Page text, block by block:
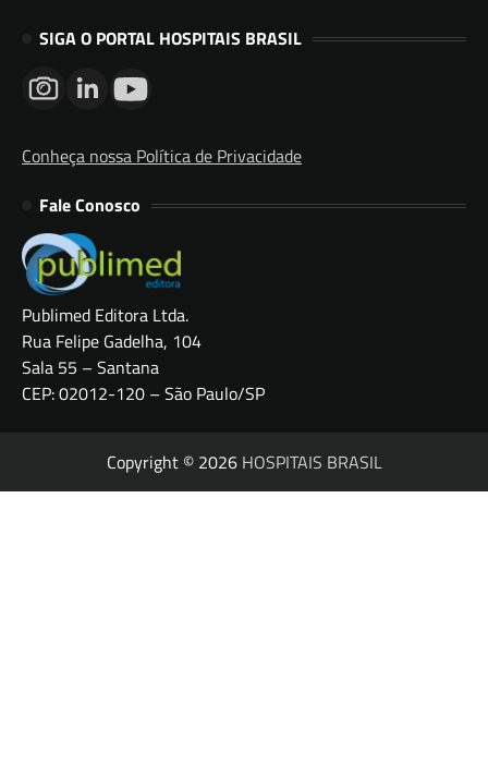
SIGA O PORTAL HOSPITAIS BRASIL
Conheça nossa Política de Privacidade
Fale Conosco
Publimed Editora Ltda.
Rua Felipe Gadelha, 104
Sala 55 – Santana
CEP: 02012-120 – São Paulo/SP
Copyright © 2026 HOSPITAIS BRASIL